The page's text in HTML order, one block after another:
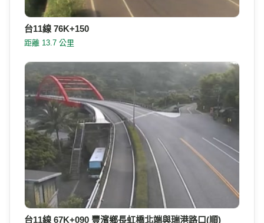
台11線 76K+950
距離 13.7 公里
台11線 76K+150
距離 13.7 公里